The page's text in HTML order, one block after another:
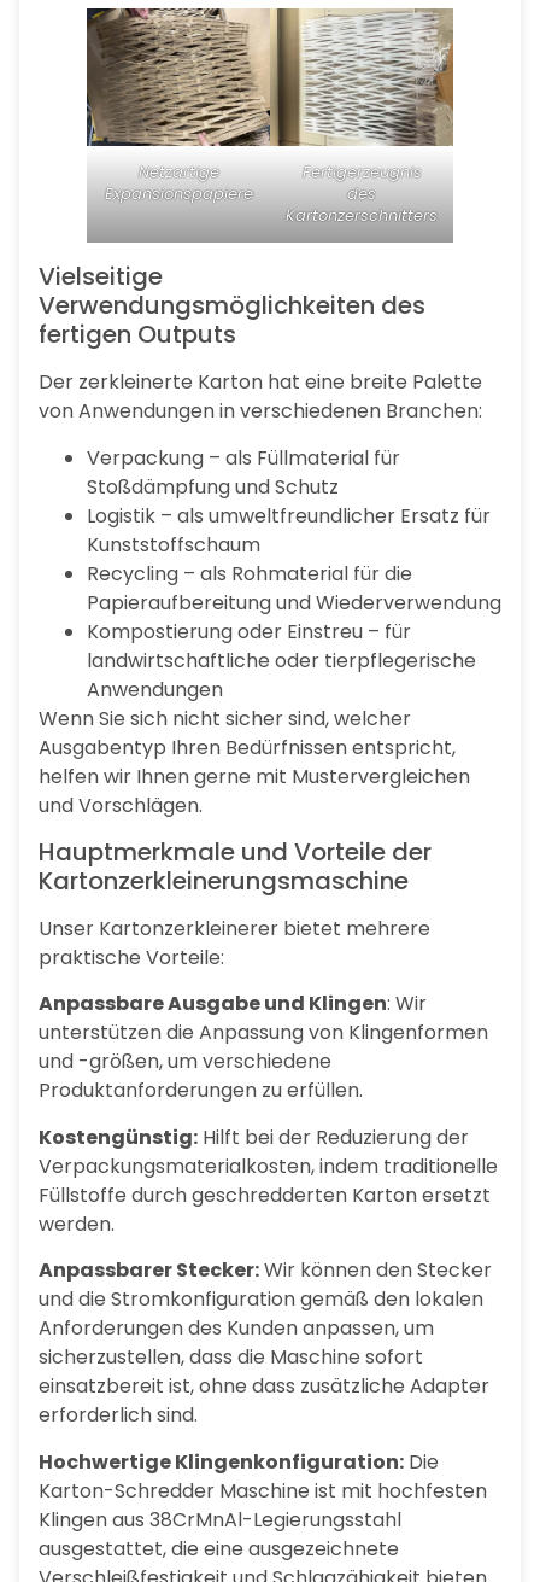
Netzartige
Expansionspapiere
Fertigerzeugnis
des
Kartonzerschnitters
Vielseitige
Verwendungsmöglichkeiten des
fertigen Outputs
Der zerkleinerte Karton hat eine breite Palette
von Anwendungen in verschiedenen Branchen:
Verpackung – als Füllmaterial für
Stoßdämpfung und Schutz
Logistik – als umweltfreundlicher Ersatz für
Kunststoffschaum
Recycling – als Rohmaterial für die
Papieraufbereitung und Wiederverwendung
Kompostierung oder Einstreu – für
landwirtschaftliche oder tierpflegerische
Anwendungen
Wenn Sie sich nicht sicher sind, welcher
Ausgabentyp Ihren Bedürfnissen entspricht,
helfen wir Ihnen gerne mit Mustervergleichen
und Vorschlägen.
Hauptmerkmale und Vorteile der
Kartonzerkleinerungsmaschine
Unser Kartonzerkleinerer bietet mehrere
praktische Vorteile:
Anpassbare Ausgabe und Klingen: Wir
unterstützen die Anpassung von Klingenformen
und -größen, um verschiedene
Produktanforderungen zu erfüllen.
Kostengünstig: Hilft bei der Reduzierung der
Verpackungsmaterialkosten, indem traditionelle
Füllstoffe durch geschredderten Karton ersetzt
werden.
Anpassbarer Stecker:Wir können den Stecker
und die Stromkonfiguration gemäß den lokalen
Anforderungen des Kunden anpassen, um
sicherzustellen, dass die Maschine sofort
einsatzbereit ist, ohne dass zusätzliche Adapter
erforderlich sind.
Hochwertige Klingenkonfiguration: Die
Karton-Schredder Maschine ist mit hochfesten
Klingen aus 38CrMnAl-Legierungsstahl
ausgestattet, die eine ausgezeichnete